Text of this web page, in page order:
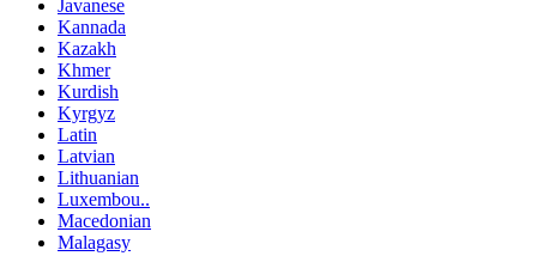
Javanese
Kannada
Kazakh
Khmer
Kurdish
Kyrgyz
Latin
Latvian
Lithuanian
Luxembou..
Macedonian
Malagasy